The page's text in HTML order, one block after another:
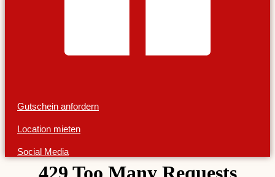
Gutschein anfordern
Location mieten
Social Media